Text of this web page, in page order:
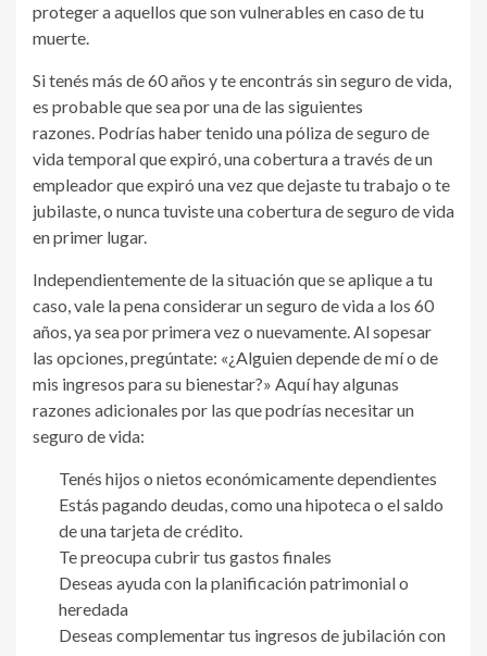
proteger a aquellos que son vulnerables en caso de tu
muerte.
Si tenés más de 60 años y te encontrás sin seguro de vida,
es probable que sea por una de las siguientes
razones. Podrías haber tenido una póliza de seguro de
vida temporal que expiró, una cobertura a través de un
empleador que expiró una vez que dejaste tu trabajo o te
jubilaste, o nunca tuviste una cobertura de seguro de vida
en primer lugar.
Independientemente de la situación que se aplique a tu
caso, vale la pena considerar un seguro de vida a los 60
años, ya sea por primera vez o nuevamente. Al sopesar
las opciones, pregúntate: «¿Alguien depende de mí o de
mis ingresos para su bienestar?» Aquí hay algunas
razones adicionales por las que podrías necesitar un
seguro de vida:
Tenés hijos o nietos económicamente dependientes
Estás pagando deudas, como una hipoteca o el saldo
de una tarjeta de crédito.
Te preocupa cubrir tus gastos finales
Deseas ayuda con la planificación patrimonial o
heredada
Deseas complementar tus ingresos de jubilación con